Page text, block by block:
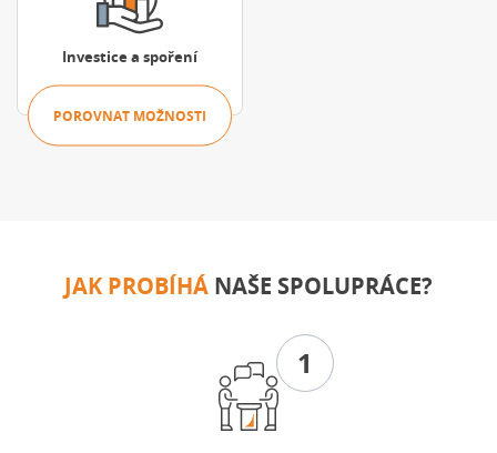
Investice a spoření
POROVNAT MOŽNOSTI
JAK PROBÍHÁ NAŠE SPOLUPRÁCE?
1